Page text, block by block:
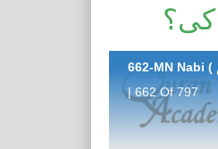
| 662 Of 797